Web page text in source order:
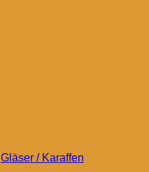
Gläser / Karaffen